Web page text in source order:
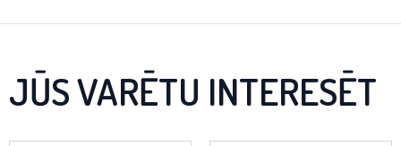
JŪS VARĒTU INTERESĒT